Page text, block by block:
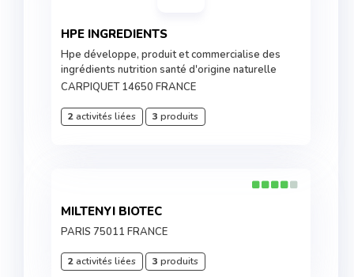
HPE INGREDIENTS
Hpe développe, produit et commercialise des
ingrédients nutrition santé d'origine naturelle
CARPIQUET 14650 FRANCE
2activités liées 3 produits
MILTENYI BIOTEC
PARIS 75011 FRANCE
2activités liées 3 produits